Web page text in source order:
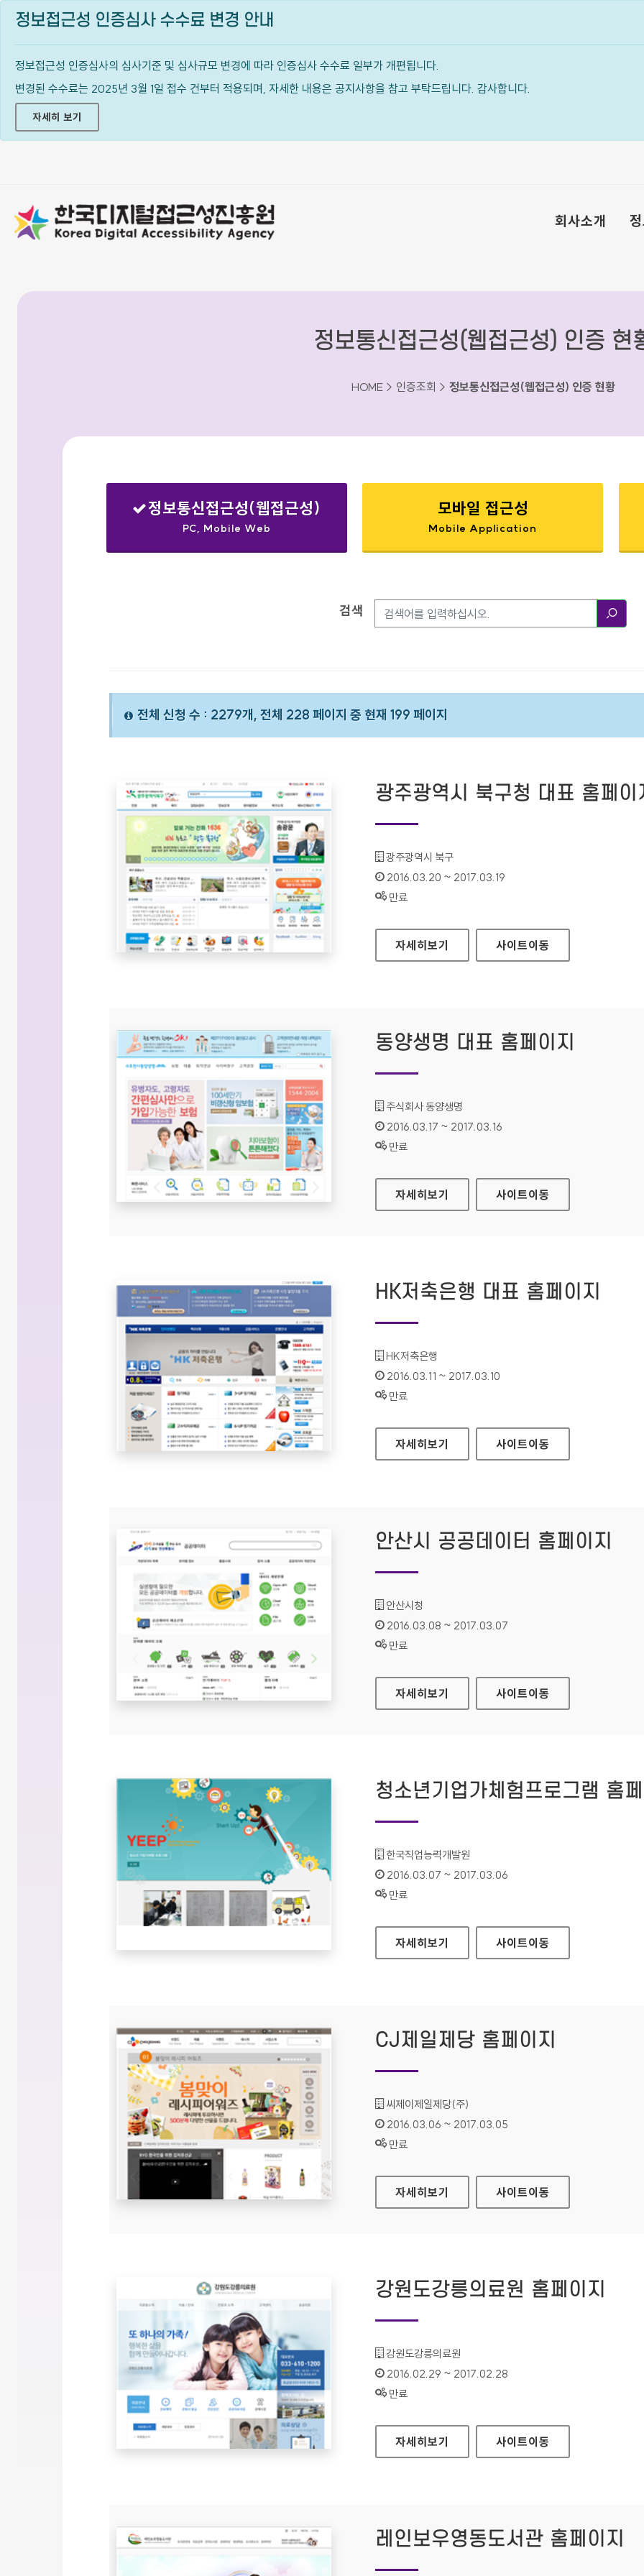
정보접근성 인증심사 수수료 변경 안내
정보접근성 인증심사의 심사기준 및 심사규모 변경에 따라 인증심사 수수료 일부가 개편됩니다.
변경된 수수료는 2025년 3월 1일 접수 건부터 적용되며, 자세한 내용은 공지사항을 참고 부탁드립니다. 감사합니다.
자세히 보기
회사소개
정보통신접근성(웹접근성) 인증 현
HOME > 인증조회 > 정보통신접근성(웹접근성) 인증 현황
정보통신접근성(웹접근성)
PC, Mobile Web
모바일 접근성
Mobile Application
검색
전체 신청 수 : 2279개, 전체 228 페이지 중 현재 199 페이지
광주광역시 북구청 대표 홈페이
기관명 :
광주광역시 북구
인증기간 :
2016.03.20 ~ 2017.03.19
상태 :
만료
광주광역시 북구청 대표 홈페이지
자세히보기 사이트이동
동양생명 대표 홈페이지
기관명 :
주식회사 동양생명
인증기간 :
2016.03.17 ~ 2017.03.16
상태 :
만료
동양생명 대표 홈페이지
자세히보기 사이트이동
HK저축은행 대표 홈페이지
기관명 :
HK저축은행
인증기간 :
2016.03.11 ~ 2017.03.10
상태 :
만료
HK저축은행 대표 홈페이지
자세히보기 사이트이동
안산시 공공데이터 홈페이지
기관명 :
안산시청
인증기간 :
2016.03.08 ~ 2017.03.07
상태 :
만료
안산시 공공데이터 홈페이지
자세히보기 사이트이동
청소년기업가체험프로그램 홈
기관명 :
한국직업능력개발원
인증기간 :
2016.03.07 ~ 2017.03.06
상태 :
만료
청소년기업가체험프로그램 홈페이지
자세히보기 사이트이동
CJ제일제당 홈페이지
기관명 :
씨제이제일제당(주)
인증기간 :
2016.03.06 ~ 2017.03.05
상태 :
만료
CJ제일제당 홈페이지
자세히보기 사이트이동
강원도강릉의료원 홈페이지
기관명 :
강원도강릉의료원
인증기간 :
2016.02.29 ~ 2017.02.28
상태 :
만료
강원도강릉의료원 홈페이지
자세히보기 사이트이동
레인보우영동도서관 홈페이지